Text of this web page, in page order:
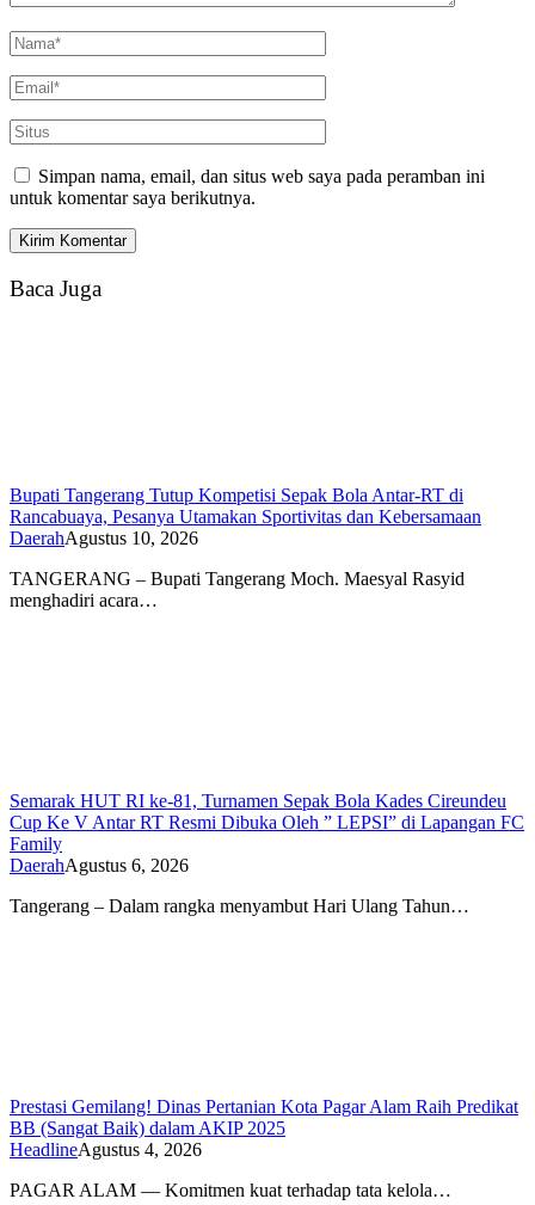
Simpan nama, email, dan situs web saya pada peramban ini
untuk komentar saya berikutnya.
Baca Juga
Bupati Tangerang Tutup Kompetisi Sepak Bola Antar-RT di
Rancabuaya, Pesanya Utamakan Sportivitas dan Kebersamaan
DaerahAgustus 10, 2026
TANGERANG – Bupati Tangerang Moch. Maesyal Rasyid
menghadiri acara…
Semarak HUT RI ke-81, Turnamen Sepak Bola Kades Cireundeu
Cup Ke V Antar RT Resmi Dibuka Oleh ” LEPSI” di Lapangan FC
Family
DaerahAgustus 6, 2026
Tangerang – Dalam rangka menyambut Hari Ulang Tahun…
Prestasi Gemilang! Dinas Pertanian Kota Pagar Alam Raih Predikat
BB (Sangat Baik) dalam AKIP 2025
HeadlineAgustus 4, 2026
PAGAR ALAM — Komitmen kuat terhadap tata kelola…